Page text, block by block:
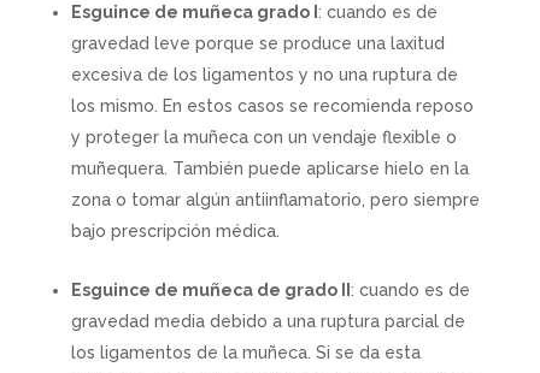
Esguince de muñeca grado I : cuando es de
gravedad leve porque se produce una laxitud
excesiva de los ligamentos y no una ruptura de
los mismo. En estos casos se recomienda reposo
y proteger la muñeca con un vendaje flexible o
muñequera. También puede aplicarse hielo en la
zona o tomar algún antiinflamatorio, pero siempre
bajo prescripción médica.
Esguince de muñeca de grado II : cuando es de
gravedad media debido a una ruptura parcial de
los ligamentos de la muñeca. Si se da esta